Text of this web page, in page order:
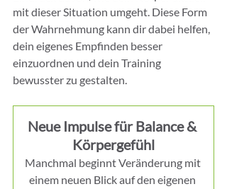
mit dieser Situation umgeht. Diese Form
der Wahrnehmung kann dir dabei helfen,
dein eigenes Empfinden besser
einzuordnen und dein Training
bewusster zu gestalten.
Neue Impulse für Balance &
Körpergefühl
Manchmal beginnt Veränderung mit
einem neuen Blick auf den eigenen